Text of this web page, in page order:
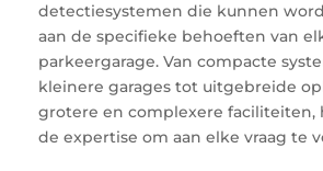
detectiesystemen die kunnen
aan de specifieke behoeften van
parkeergarage. Van compacte
kleinere garages tot uitgebreide
grotere en complexere
de expertise om aan elke vraag te